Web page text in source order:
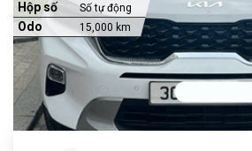
Hộp số Số tự động
Odo 15,000 km